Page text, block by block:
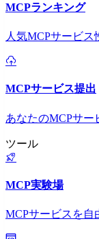
MCPランキング
人気MCPサービ
MCPサービス提出
あなたのMCPサー
ツール
MCP実験場
MCPサービスを自